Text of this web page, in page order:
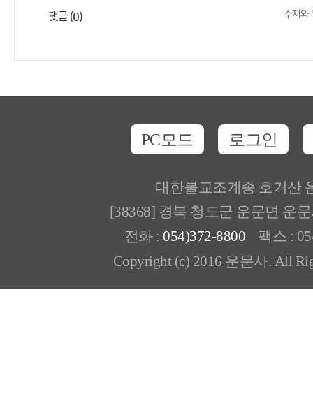
댓글 (0) 주제와
PC모드 로그인
대한불교조계종 호거산
[38368] 경북 청도군 운문면 운
전화 : 054)372-8800 팩스 :
Copyright (c) 2016 운문사. All